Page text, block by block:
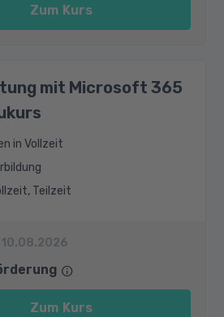
Zum Kurs
mit Microsoft 365
in Vollzeit
Teilzeit
10.08.2026
Zum Kurs